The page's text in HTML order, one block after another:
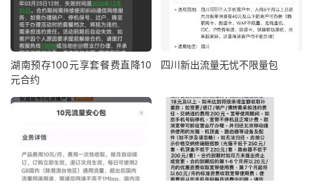
湖南预存100元享套餐费直降10
元合约
四川新出流量无忧不限量包